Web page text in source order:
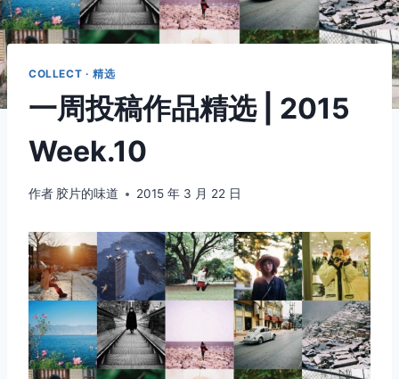
COLLECT · 精选
一周投稿作品精选 | 2015
Week.10
作者 胶片的味道 2015 年 3 月 22 日